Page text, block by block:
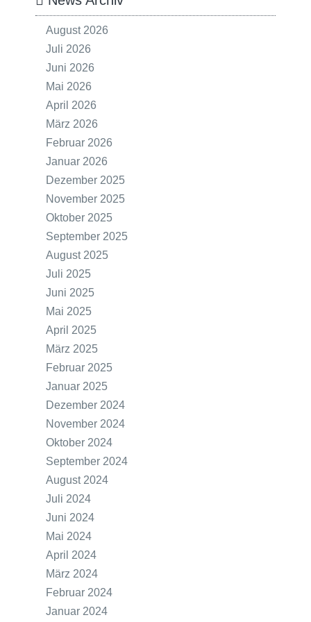
August 2026
Juli 2026
Juni 2026
Mai 2026
April 2026
März 2026
Februar 2026
Januar 2026
Dezember 2025
November 2025
Oktober 2025
September 2025
August 2025
Juli 2025
Juni 2025
Mai 2025
April 2025
März 2025
Februar 2025
Januar 2025
Dezember 2024
November 2024
Oktober 2024
September 2024
August 2024
Juli 2024
Juni 2024
Mai 2024
April 2024
März 2024
Februar 2024
Januar 2024